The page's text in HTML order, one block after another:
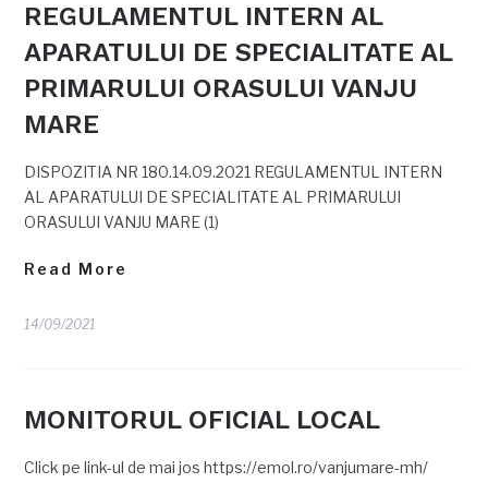
REGULAMENTUL INTERN AL
APARATULUI DE SPECIALITATE AL
PRIMARULUI ORASULUI VANJU
MARE
DISPOZITIA NR 180.14.09.2021 REGULAMENTUL INTERN
AL APARATULUI DE SPECIALITATE AL PRIMARULUI
ORASULUI VANJU MARE (1)
Read More
14/09/2021
MONITORUL OFICIAL LOCAL
Click pe link-ul de mai jos https://emol.ro/vanjumare-mh/